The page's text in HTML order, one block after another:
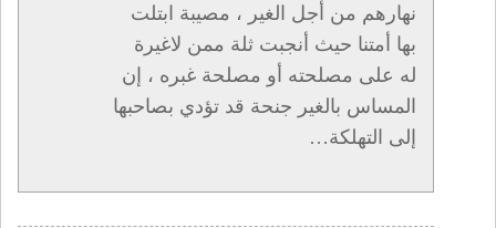
نهارهم من أجل الغير ، مصيبة ابتلت
بها أمتنا حيث أنجبت ثلة ممن لاغيرة
له على مصلحته أو مصلحة غبره ، إن
المساس بالغير جنحة قد تؤدي بصاحبها
إلى التهلكة…